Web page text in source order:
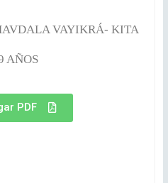
VAYIKRÁ- KITA
AÑOS
PDF